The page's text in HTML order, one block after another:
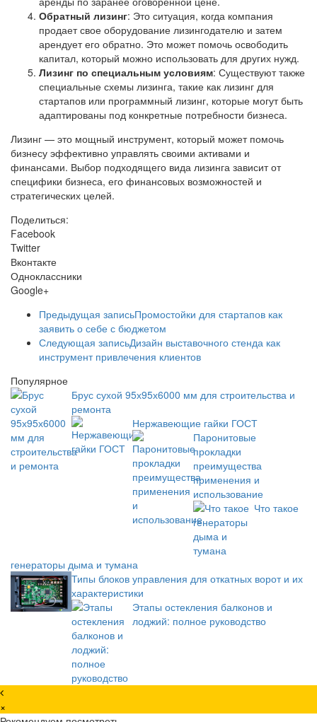
Обратный лизинг: Это ситуация, когда компания
продает свое оборудование лизингодателю и затем
арендует его обратно. Это может помочь освободить
капитал, который можно использовать для других нужд.
Лизинг по специальным условиям: Существуют также
специальные схемы лизинга, такие как лизинг для
стартапов или программный лизинг, которые могут быть
адаптированы под конкретные потребности бизнеса.
Лизинг — это мощный инструмент, который может помочь
бизнесу эффективно управлять своими активами и
финансами. Выбор подходящего вида лизинга зависит от
специфики бизнеса, его финансовых возможностей и
стратегических целей.
Поделиться:
Facebook
Twitter
Вконтакте
Одноклассники
Google+
Предыдущая записьПромостойки для стартапов как
заявить о себе с бюджетом
Следующая записьДизайн выставочного стенда как
инструмент привлечения клиентов
Популярное
Брус сухой 95х95х6000 мм для строительства и
ремонта
Нержавеющие гайки ГОСТ
Паронитовые
прокладки
преимущества
применения и
использование
Что такое
генераторы дыма и тумана
Типы блоков управления для откатных ворот и их
характеристики
Этапы остекления балконов и
лоджий: полное руководство
×